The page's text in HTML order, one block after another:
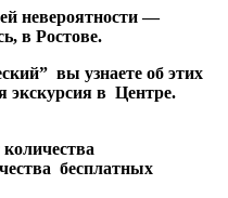
невероятности —
в Ростове.
вы узнаете об этих
экскурсия в Центре.
бесплатных